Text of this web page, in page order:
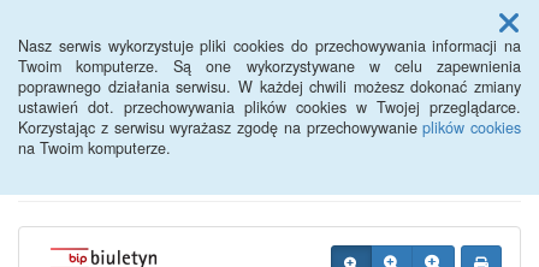
Nasz serwis wykorzystuje pliki cookies do przechowywania informacji na
Twoim komputerze. Są one wykorzystywane w celu zapewnienia
poprawnego działania serwisu. W każdej chwili możesz dokonać zmiany
ustawień dot. przechowywania plików cookies w Twojej przeglądarce.
Korzystając z serwisu wyrażasz zgodę na przechowywanieplików cookies
na Twoim komputerze.
Menu
BIP - Urząd Miejski
Wyśmierzyce